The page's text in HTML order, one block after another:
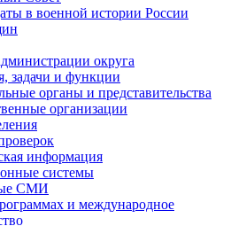
в военной истории России
округа
задачи и функции
органы и представительства
организации
информация
системы
СМИ
и международное